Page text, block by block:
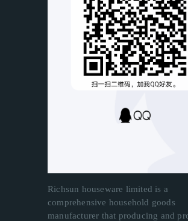
Richsun houseware limited is a
comprehensive household goods
manufacturer that producing and